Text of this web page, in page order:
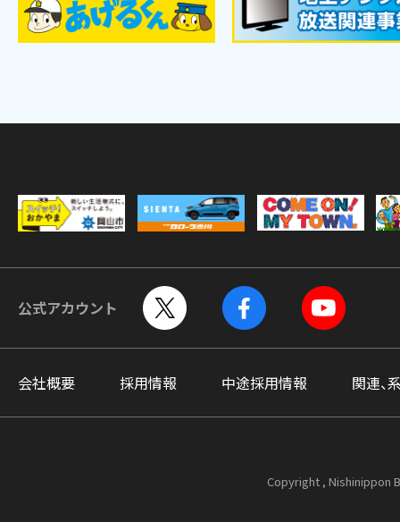
公式アカウント
会社概要 採用情報 中途採用情報 関連、
Copyright , Nishinippon